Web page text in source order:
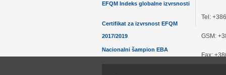
EFQM Indeks globalne izvrsnosti
Certifikat za izvrsnost EFQM
2017/2019
Nacionalni šampion EBA
Tel:
GSM:
Fax: